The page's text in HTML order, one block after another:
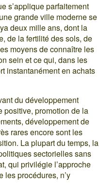
s’applique parfaitement
grande ville moderne se
deux mille ans, dont la
de la fertilité des sols, de
moyens de connaître les
sein et ce qui, dans les
instantanément en achats
du développement
positive, promotion de la
développement de
rares encore sont les
La plupart du temps, la
sectorielles sans
qui privilégie l’approche
les procédures, n’y